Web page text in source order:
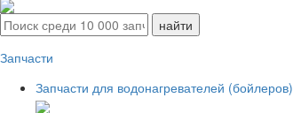
Запчасти
Запчасти для водонагревателей (бойлеров)